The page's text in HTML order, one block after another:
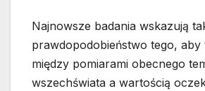
Najnowsze badania wskazują
prawdopodobieństwo tego,
między pomiarami obecnego
wszechświata a wartością